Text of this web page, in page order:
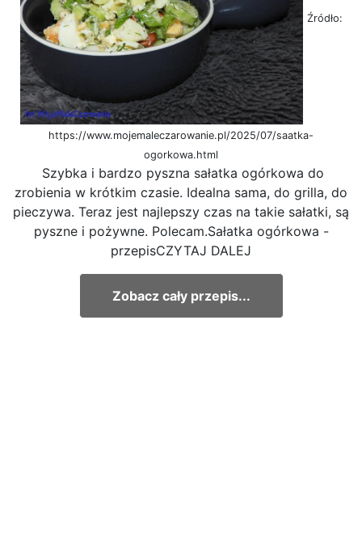
Źródło:
https://www.mojemaleczarowanie.pl/2025/07/saatka-
ogorkowa.html
Szybka i bardzo pyszna sałatka ogórkowa do
zrobienia w krótkim czasie. Idealna sama, do grilla, do
pieczywa. Teraz jest najlepszy czas na takie sałatki, są
pyszne i pożywne. Polecam.Sałatka ogórkowa -
przepisCZYTAJ DALEJ
Zobacz cały przepis...